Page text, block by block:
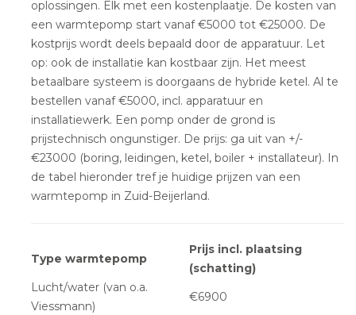
oplossingen. Elk met een kostenplaatje. De kosten van
een warmtepomp start vanaf €5000 tot €25000. De
kostprijs wordt deels bepaald door de apparatuur. Let
op: ook de installatie kan kostbaar zijn. Het meest
betaalbare systeem is doorgaans de hybride ketel. Al te
bestellen vanaf €5000, incl. apparatuur en
installatiewerk. Een pomp onder de grond is
prijstechnisch ongunstiger. De prijs: ga uit van +/-
€23000 (boring, leidingen, ketel, boiler + installateur). In
de tabel hieronder tref je huidige prijzen van een
warmtepomp in Zuid-Beijerland.
Type warmtepomp
Prijs incl. plaatsing
(schatting)
Lucht/water (van o.a.
Viessmann)
€6900